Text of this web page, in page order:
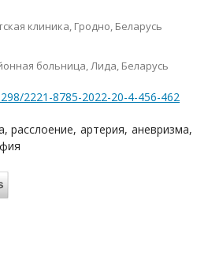
клиника, Гродно, Беларусь
больница, Лида, Беларусь
2221-8785-2022-20-4-456-462
расслоение, артерия, аневризма,